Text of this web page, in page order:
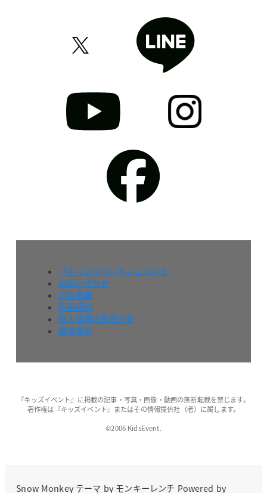
『キッズイベント』について
お問い合わせ
広告掲載
利用規約
個人情報の取扱方針
媒体資料
『キッズイベント』に掲載の記事・写真・画像・動画の無断転載を禁じます。
著作権は『キッズイベント』またはその情報提供社（者）に属します。
©2006 KidsEvent.
Snow Monkeyテーマ by モンキーレンチ Powered by